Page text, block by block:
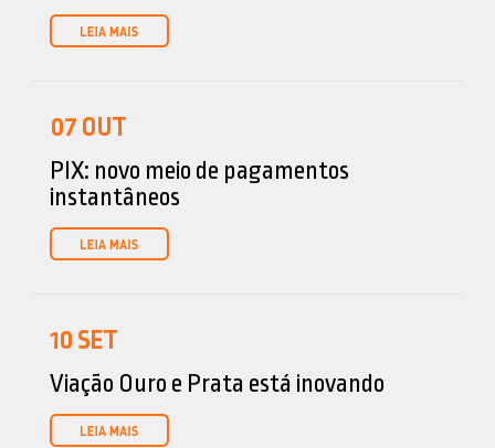
07 OUT
PIX: novo meio de pagamentos
instantâneos
10 SET
Viação Ouro e Prata está inovando